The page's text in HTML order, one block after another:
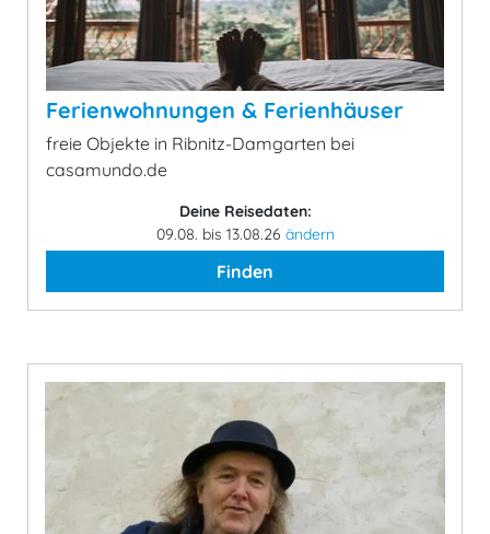
Ferienwohnungen & Ferienhäuser
freie Objekte in Ribnitz-Damgarten bei
casamundo.de
Deine Reisedaten:
09.08. bis 13.08.26 ändern
Finden